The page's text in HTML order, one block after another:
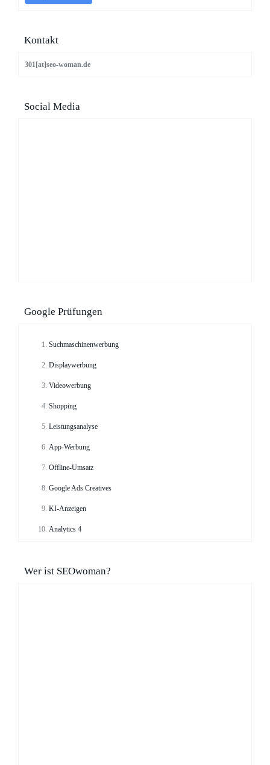
Kontakt
301[at]seo-woman.de
Social Media
Google Prüfungen
Suchmaschinenwerbung
Displaywerbung
Videowerbung
Shopping
Leistungsanalyse
App-Werbung
Offline-Umsatz
Google Ads Creatives
KI-Anzeigen
Analytics 4
Wer ist SEOwoman?